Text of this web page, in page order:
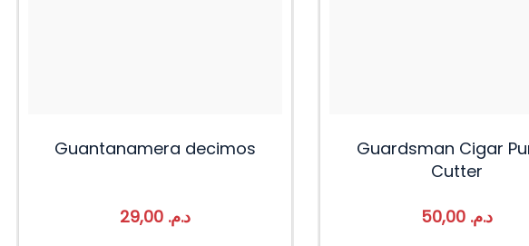
Guantanamera decimos
د.م. 29,00
Guardsman Cigar
Cutter
د.م. 50,00